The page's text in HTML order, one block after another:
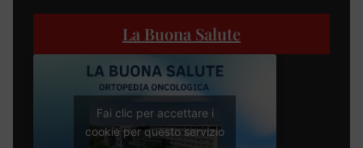
La Buona Salute
Fai clic per accettare i
cookie per questo servizio